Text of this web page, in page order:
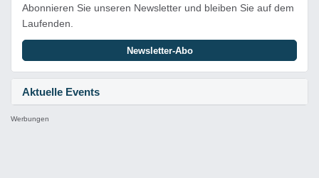
Aktuelle Events
Abonnieren Sie unseren Newsletter und bleiben Sie auf dem
Laufenden.
Newsletter-Abo
Werbungen